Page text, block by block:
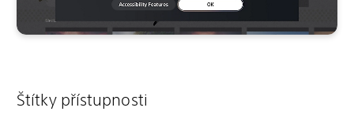
Štítky přístupnosti